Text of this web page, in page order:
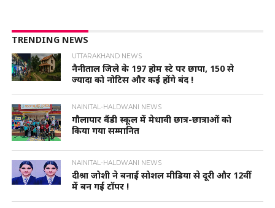
TRENDING NEWS
UTTARAKHAND NEWS
नैनीताल जिले के 197 होम स्टे पर छापा, 150 से
ज्यादा को नोटिस और कई होंगे बंद !
NAINITAL-HALDWANI NEWS
गौलापार वैंडी स्कूल में मेधावी छात्र-छात्राओं को
किया गया सम्मानित
NAINITAL-HALDWANI NEWS
दीश्रा जोशी ने बनाई सोशल मीडिया से दूरी और 12वीं
में बन गई टॉपर !